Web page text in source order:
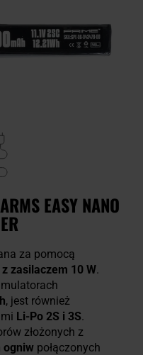
EASY NANO
za pomocą
z zasilaczem 10 W.
, jest również
Li-Po 2S i 3S.
złożonych z
ogniw połączonych